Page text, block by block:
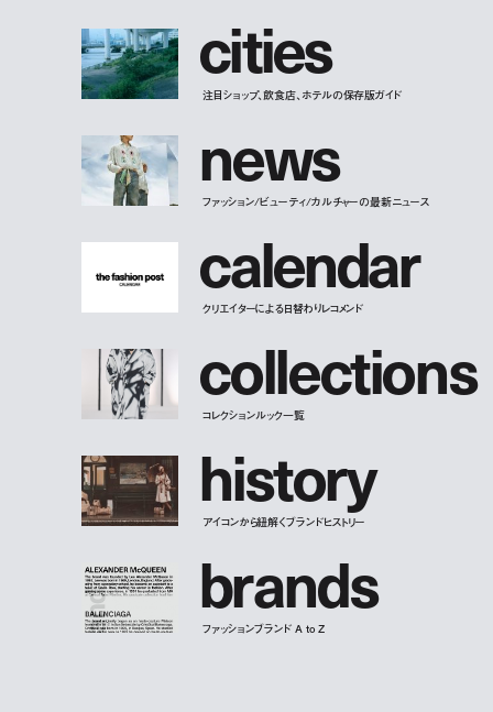
cities
注目ショップ、飲食店、ホテルの保存版ガイド
news
ファッション/ビューティ/カルチャーの最新ニュース
calendar
クリエイターによる日替わりレコメンド
collections
コレクションルック一覧
history
アイコンから紐解くブランドヒストリー
brands
ファッションブランド A to Z